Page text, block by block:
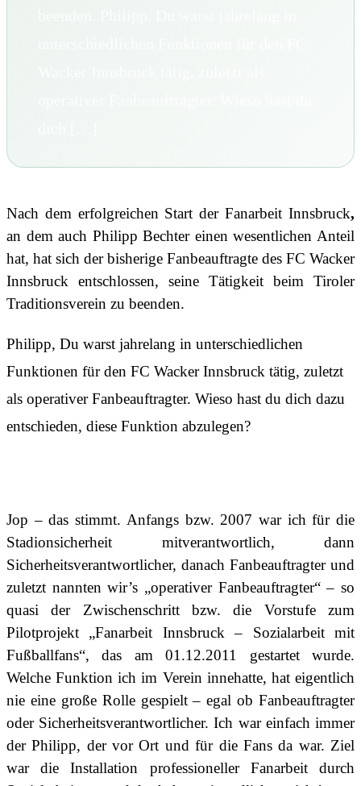
Nach dem erfolgreichen Start der Fanarbeit Innsbruck,
an dem auch Philipp Bechter einen wesentlichen Anteil
hat, hat sich der bisherige Fanbeauftragte des FC Wacker
Innsbruck entschlossen, seine Tätigkeit beim Tiroler
Traditionsverein zu beenden.
Philipp, Du warst jahrelang in unterschiedlichen
Funktionen für den FC Wacker Innsbruck tätig, zuletzt
als operativer Fanbeauftragter. Wieso hast du dich dazu
entschieden, diese Funktion abzulegen?
Jop – das stimmt. Anfangs bzw. 2007 war ich für die
Stadionsicherheit mitverantwortlich, dann
Sicherheitsverantwortlicher, danach Fanbeauftragter und
zuletzt nannten wir’s „operativer Fanbeauftragter“ – so
quasi der Zwischenschritt bzw. die Vorstufe zum
Pilotprojekt „Fanarbeit Innsbruck – Sozialarbeit mit
Fußballfans“, das am 01.12.2011 gestartet wurde.
Welche Funktion ich im Verein innehatte, hat eigentlich
nie eine große Rolle gespielt – egal ob Fanbeauftragter
oder Sicherheitsverantwortlicher. Ich war einfach immer
der Philipp, der vor Ort und für die Fans da war. Ziel
war die Installation professioneller Fanarbeit durch